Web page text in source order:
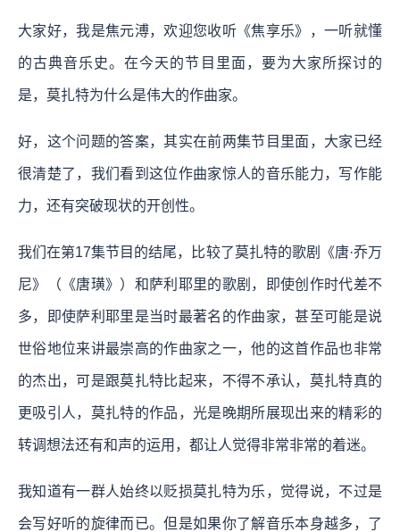
大家好，我是焦元溥，欢迎您收听《焦享乐》，一听就懂
的古典音乐史。在今天的节目里面，要为大家所探讨的
是，莫扎特为什么是伟大的作曲家。
好，这个问题的答案，其实在前两集节目里面，大家已经
很清楚了，我们看到这位作曲家惊人的音乐能力，写作能
力，还有突破现状的开创性。
我们在第17集节目的结尾，比较了莫扎特的歌剧《唐·乔万
尼》（《唐璜》）和萨利耶里的歌剧，即使创作时代差不
多，即使萨利耶里是当时最著名的作曲家，甚至可能是说
世俗地位来讲最崇高的作曲家之一，他的这首作品也非常
的杰出，可是跟莫扎特比起来，不得不承认，莫扎特真的
更吸引人，莫扎特的作品，光是晚期所展现出来的精彩的
转调想法还有和声的运用，都让人觉得非常非常的着迷。
我知道有一群人始终以贬损莫扎特为乐，觉得说，不过是
会写好听的旋律而已。但是如果你了解音乐本身越多，了